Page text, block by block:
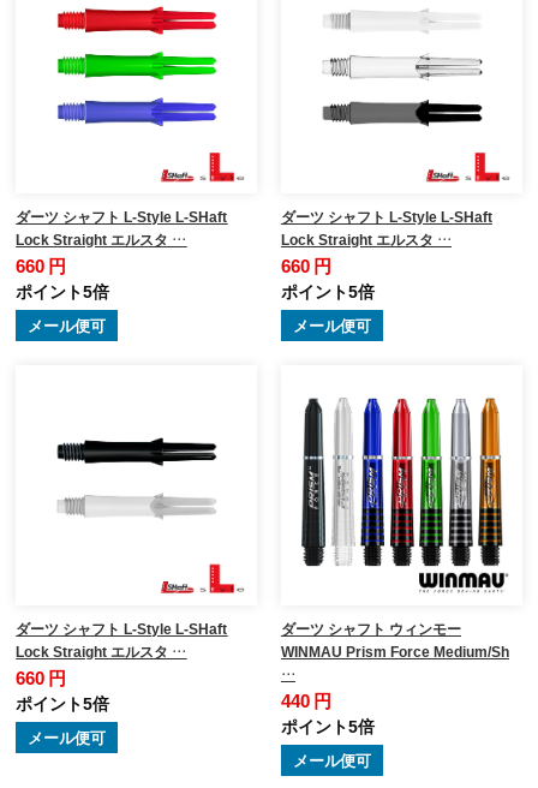
ダーツ シャフト L-Style L-SHaft
Lock Straight エルスタ …
660 円
ポイント5倍
メール便可
ダーツ シャフト L-Style L-SHaft
Lock Straight エルスタ …
660 円
ポイント5倍
メール便可
ダーツ シャフト L-Style L-SHaft
Lock Straight エルスタ …
660 円
ポイント5倍
メール便可
ダーツ シャフト ウィンモー
WINMAU Prism Force Medium/Sh
…
440 円
ポイント5倍
メール便可